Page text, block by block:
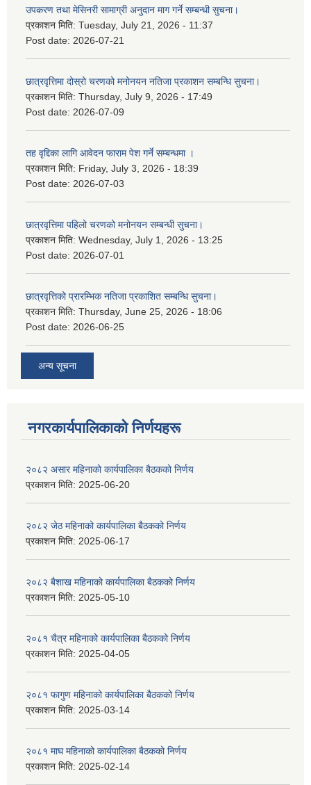
उपकरण तथा मेसिनरी सामाग्री अनुदान माग गर्ने सम्बन्धी सुचना।
प्रकाशन मिति: Tuesday, July 21, 2026 - 11:37
Post date: 2026-07-21
छात्रवृत्तिमा दोस्रो चरणको मनोनयन नतिजा प्रकाशन सम्बन्धि सुचना।
प्रकाशन मिति: Thursday, July 9, 2026 - 17:49
Post date: 2026-07-09
तह वृद्दिका लागि आवेदन फाराम पेश गर्ने सम्बन्धमा ।
प्रकाशन मिति: Friday, July 3, 2026 - 18:39
Post date: 2026-07-03
छात्रवृत्तिमा पहिलो चरणको मनोनयन सम्बन्धी सुचना।
प्रकाशन मिति: Wednesday, July 1, 2026 - 13:25
Post date: 2026-07-01
छात्रवृत्तिको प्रारम्भिक नतिजा प्रकाशित सम्बन्धि सुचना।
प्रकाशन मिति: Thursday, June 25, 2026 - 18:06
Post date: 2026-06-25
अन्य सूचना
नगरकार्यपालिकाकाे निर्णयहरू
२०८२ असार महिनाको कार्यपालिका बैठकको निर्णय
प्रकाशन मिति: 2025-06-20
२०८२ जेठ महिनाको कार्यपालिका बैठकको निर्णय
प्रकाशन मिति: 2025-06-17
२०८२ बैशाख महिनाको कार्यपालिका बैठकको निर्णय
प्रकाशन मिति: 2025-05-10
२०८१ चैत्र महिनाको कार्यपालिका बैठकको निर्णय
प्रकाशन मिति: 2025-04-05
२०८१ फागुण महिनाको कार्यपालिका बैठकको निर्णय
प्रकाशन मिति: 2025-03-14
२०८१ माघ महिनाको कार्यपालिका बैठकको निर्णय
प्रकाशन मिति: 2025-02-14